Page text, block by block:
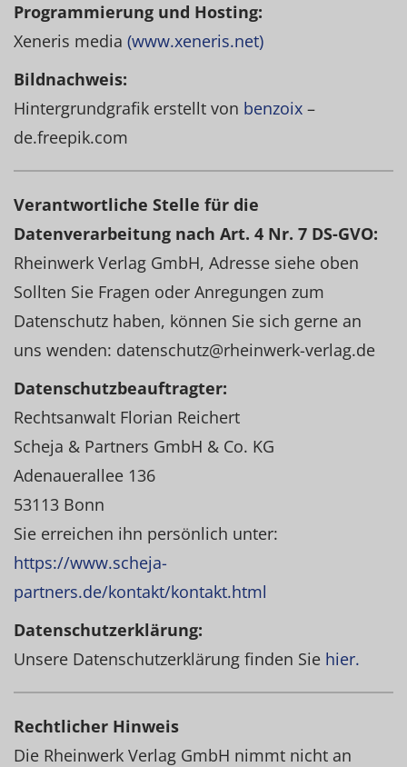
Programmierung und Hosting:
Xeneris media (www.xeneris.net)
Bildnachweis:
Hintergrundgrafik erstellt von benzoix –
de.freepik.com
Verantwortliche Stelle für die
Datenverarbeitung nach Art. 4 Nr. 7 DS-GVO:
Rheinwerk Verlag GmbH, Adresse siehe oben
Sollten Sie Fragen oder Anregungen zum
Datenschutz haben, können Sie sich gerne an
uns wenden: datenschutz@rheinwerk-verlag.de
Datenschutzbeauftragter:
Rechtsanwalt Florian Reichert
Scheja & Partners GmbH & Co. KG
Adenauerallee 136
53113 Bonn
Sie erreichen ihn persönlich unter:
https://www.scheja-
partners.de/kontakt/kontakt.html
Datenschutzerklärung:
Unsere Datenschutzerklärung finden Sie hier.
Rechtlicher Hinweis
Die Rheinwerk Verlag GmbH nimmt nicht an